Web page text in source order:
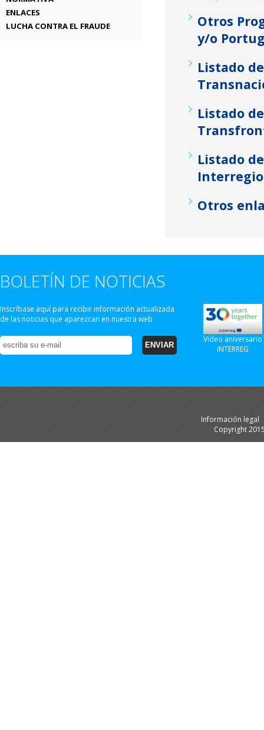
ENLACES
LUCHA CONTRA EL FRAUDE
Otros
y/o
Listado
Listado
Listado
Otros
BOLETÍN DE NOTICIAS
Inscríbase aquí para recibir información actualizada
de las noticias que aparezcan en nuestra web
Video aniversario
INTERREG
Información legal
Copyright